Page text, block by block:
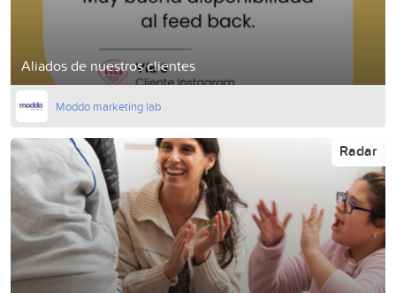
Aliados de nuestros clientes
Moddo marketing lab
Radar